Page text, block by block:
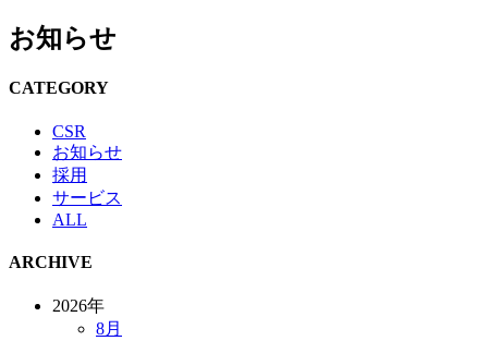
お知らせ
CATEGORY
CSR
お知らせ
採用
サービス
ALL
ARCHIVE
2026年
8月